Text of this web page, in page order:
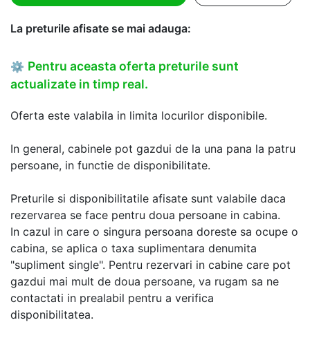
La preturile afisate se mai adauga:
⚙ Pentru aceasta oferta preturile sunt
actualizate in timp real.
Oferta este valabila in limita locurilor disponibile.
In general, cabinele pot gazdui de la una pana la patru
persoane, in functie de disponibilitate.
Preturile si disponibilitatile afisate sunt valabile daca
rezervarea se face pentru doua persoane in cabina.
In cazul in care o singura persoana doreste sa ocupe o
cabina, se aplica o taxa suplimentara denumita
"supliment single". Pentru rezervari in cabine care pot
gazdui mai mult de doua persoane, va rugam sa ne
contactati in prealabil pentru a verifica
disponibilitatea.